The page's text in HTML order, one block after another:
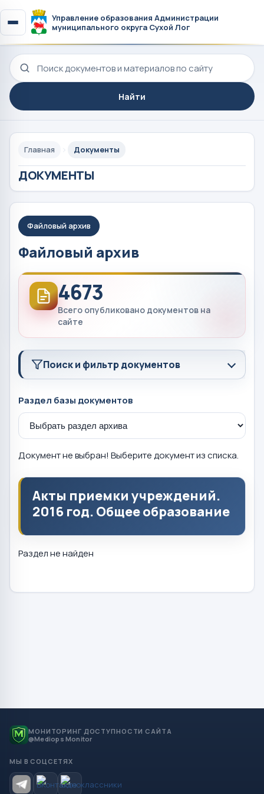
Управление образования Администрации
муниципального округа Сухой Лог
Поиск по сайту
Найти
Главная Документы
ДОКУМЕНТЫ
Файловый архив
Файловый архив
4673
Всего опубликовано документов на
сайте
Поиск и фильтр документов
Раздел базы документов
Документ не выбран! Выберите документ из списка.
Акты приемки учреждений.
2016 год. Общее образование
Раздел не найден
МОНИТОРИНГ ДОСТУПНОСТИ САЙТА
@Mediops Monitor
МЫ В СОЦСЕТЯХ